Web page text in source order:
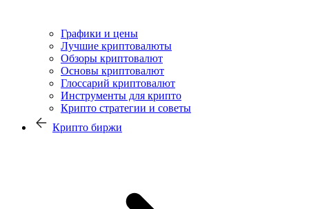
Графики и цены
Лучшие криптовалюты
Обзоры криптовалют
Основы криптовалют
Глоссарий криптовалют
Инструменты для крипто
Крипто стратегии и советы
Крипто биржи